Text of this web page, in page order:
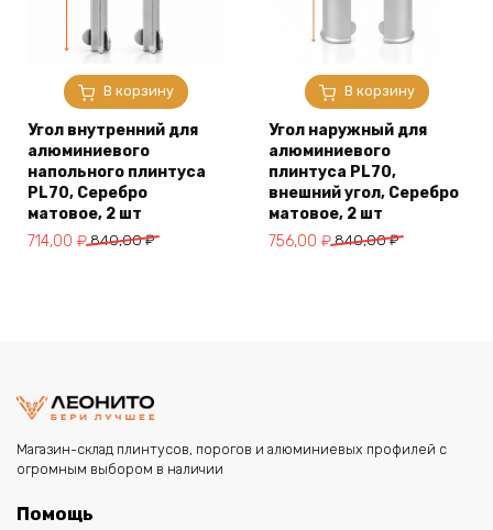
В корзину
Угол внутренний для
алюминиевого
напольного плинтуса
PL70, Серебро
матовое, 2 шт
840,00₽
Первоначальная
714,00 ₽
Текущая
В корзину
Угол наружный для
алюминиевого
плинтуса PL70,
внешний угол, Серебро
матовое, 2 шт
840,00₽
Первоначальная
756,00 ₽
Текущая
Магазин-склад плинтусов, порогов и алюминиевых профилей с
огромным выбором в наличии
Помощь